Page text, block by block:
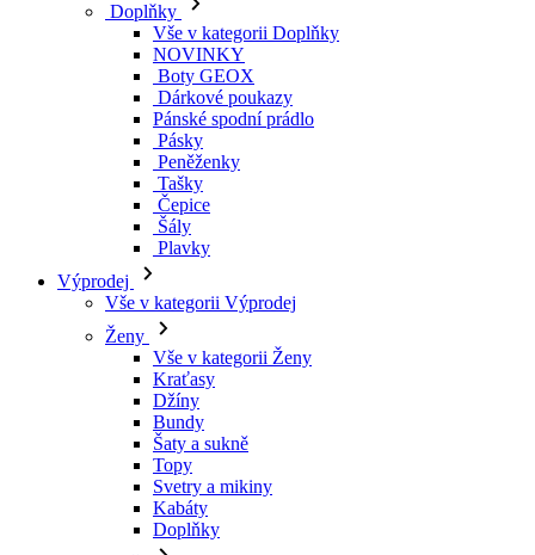
Doplňky
Vše v kategorii Doplňky
NOVINKY
Boty GEOX
Dárkové poukazy
Pánské spodní prádlo
Pásky
Peněženky
Tašky
Čepice
Šály
Plavky
Výprodej
Vše v kategorii Výprodej
Ženy
Vše v kategorii Ženy
Kraťasy
Džíny
Bundy
Šaty a sukně
Topy
Svetry a mikiny
Kabáty
Doplňky